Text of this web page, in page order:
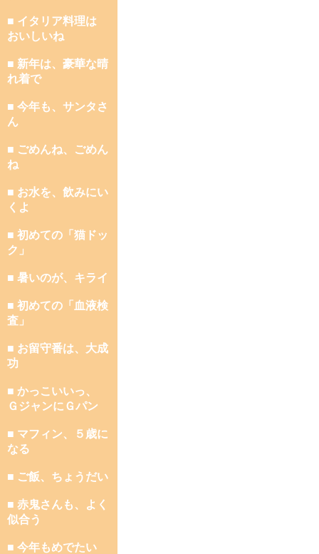
■ イタリア料理は
おいしいね
■ 新年は、豪華な晴
れ着で
■ 今年も、サンタさ
ん
■ ごめんね、ごめん
ね
■ お水を、飲みにい
くよ
■ 初めての「猫ドッ
ク」
■ 暑いのが、キライ
■ 初めての「血液検
査」
■ お留守番は、大成
功
■ かっこいいっ、
ＧジャンにＧパン
■ マフィン、５歳に
なる
■ ご飯、ちょうだい
■ 赤鬼さんも、よく
似合う
■ 今年もめでたい